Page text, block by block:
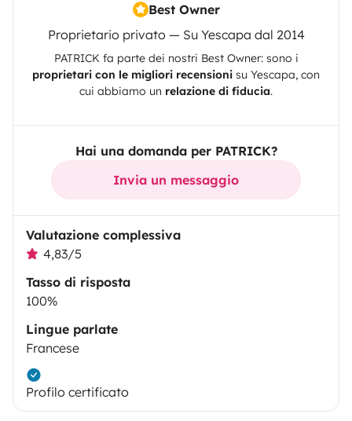
Best Owner
Proprietario privato — Su Yescapa dal 2014
PATRICK fa parte dei nostri Best Owner: sono i
proprietari con le migliori recensioni su Yescapa, con
cui abbiamo un relazione di fiducia.
Hai una domanda per PATRICK?
Invia un messaggio
Valutazione complessiva
4,83/5
Tasso di risposta
100%
Lingue parlate
Francese
Profilo certificato